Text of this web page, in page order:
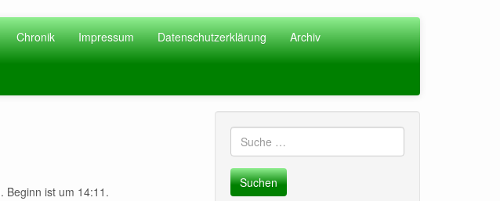
Chronik Impressum Datenschutzerklärung Archiv
Beginn ist um 14:11.
Suche
nach: